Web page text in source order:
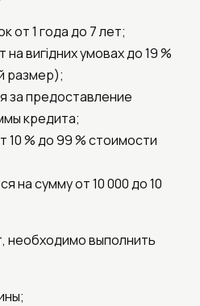
от 1 года до 7 лет;
вигідних умовах до 19 %
размер);
за предоставление
кредита;
10 % до 99 % стоимости
на сумму от 10 000 до 10
необходимо выполнить